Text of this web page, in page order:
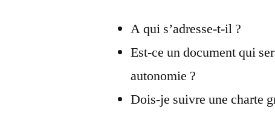
A qui s’adresse-t-il ?
Est-ce un document qui
autonomie ?
Dois-je suivre une charte